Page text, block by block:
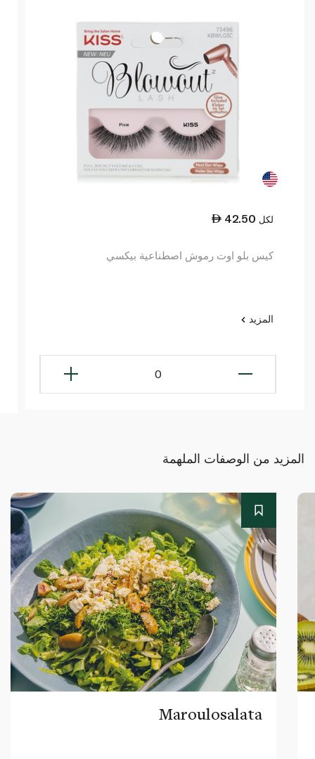
42.50 لكل
كيس بلو اوت رموش اصطناعية بيكسي
المزيد
0
المزيد من الوصفات الملهمة
Maroulosalata